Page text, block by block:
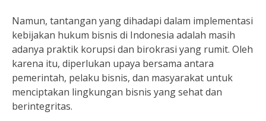
Namun, tantangan yang dihadapi dalam implementasi
kebijakan hukum bisnis di Indonesia adalah masih
adanya praktik korupsi dan birokrasi yang rumit. Oleh
karena itu, diperlukan upaya bersama antara
pemerintah, pelaku bisnis, dan masyarakat untuk
menciptakan lingkungan bisnis yang sehat dan
berintegritas.